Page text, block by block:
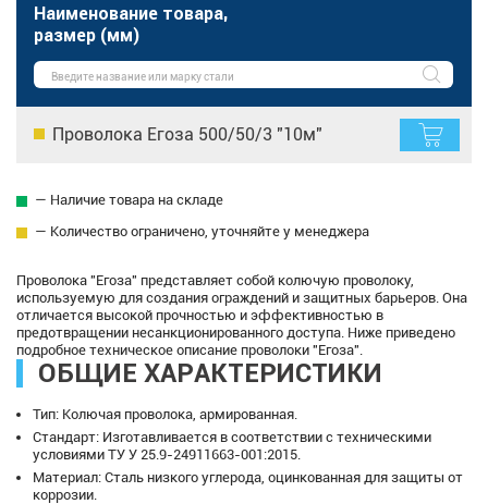
Наименование товара,
размер (мм)
Проволока Егоза 500/50/3 "10м"
— Наличие товара на складе
— Количество ограничено, уточняйте у менеджера
Проволока "Егоза" представляет собой колючую проволоку,
используемую для создания ограждений и защитных барьеров. Она
отличается высокой прочностью и эффективностью в
предотвращении несанкционированного доступа. Ниже приведено
подробное техническое описание проволоки "Егоза".
ОБЩИЕ ХАРАКТЕРИСТИКИ
Тип: Колючая проволока, армированная.
Стандарт: Изготавливается в соответствии с техническими
условиями ТУ У 25.9-24911663-001:2015.
Материал: Сталь низкого углерода, оцинкованная для защиты от
коррозии.